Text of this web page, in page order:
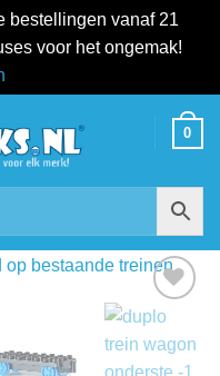
bestellingen vanaf 21
voor het ongemak!
0
Add to
wishlist